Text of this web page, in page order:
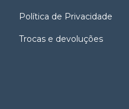
Política de Privacidade
Trocas e devoluções